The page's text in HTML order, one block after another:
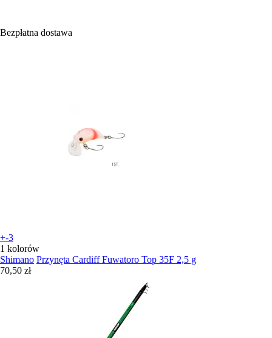
Bezpłatna dostawa
+-3
1 kolorów
Shimano Przynęta Cardiff Fuwatoro Top 35F 2,5 g
70,50 zł